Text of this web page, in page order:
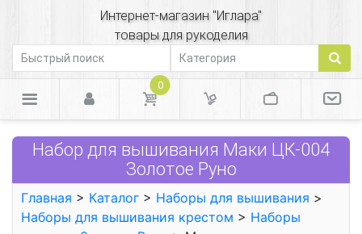
Интернет-магазин "Иглара"
товары для рукоделия
0
Набор для вышивания Маки ЦК-004
Золотое Руно
Главная > Каталог > Наборы для вышивания >
Наборы для вышивания крестом > Наборы